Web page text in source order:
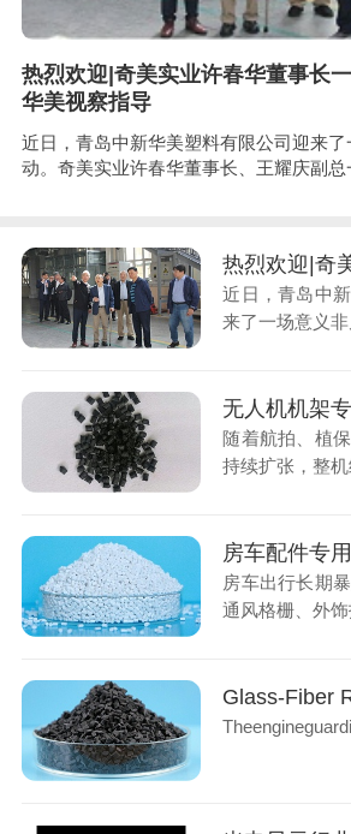
热烈欢迎|奇美实业许春华董事长
华美视察指导
近日，青岛中新华美塑料有限公司迎来
动。奇美实业许春华董事长、王耀庆副总
近日，青岛中
来了一场意义
随着航拍、植
持续扩张，整
房车出行长期
通风格栅、外